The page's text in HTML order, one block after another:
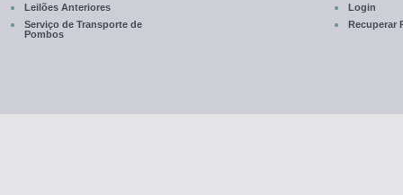
Leilões Anteriores
Serviço de Transporte de
Pombos
Login
Recuperar